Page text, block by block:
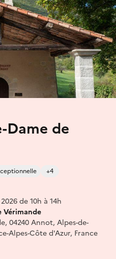
Dame de
+4
de 10h à 14h
Vérimande
04240 Annot, Alpes-de-
Alpes-Côte d'Azur, France